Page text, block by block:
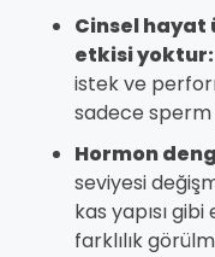
Cinsel hayat
etkisi yoktur:
istek ve
sadece sperm
Hormon
seviyesi
kas yapısı
farklılık